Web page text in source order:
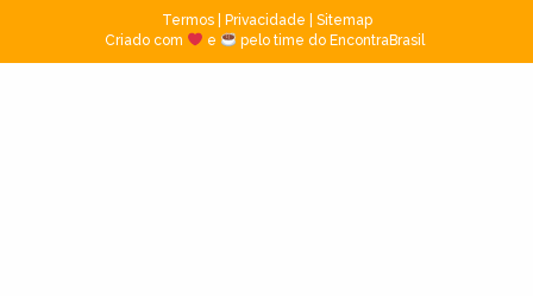
Termos| Privacidade
Sitemap
Criado com
e pelo time do EncontraBrasil